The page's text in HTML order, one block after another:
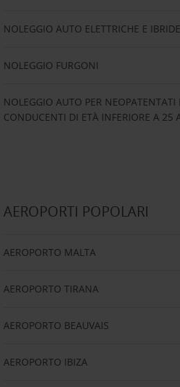
NOLEGGIO AUTO ELETTRICHE E IBRIDE
NOLEGGIO FURGONI
NOLEGGIO AUTO PER NEOPATENTATI
CONDUCENTI DI ETÀ INFERIORE A 25
AEROPORTI POPOLARI
AEROPORTO MALTA
AEROPORTO TIRANA
AEROPORTO BEAUVAIS
AEROPORTO IBIZA